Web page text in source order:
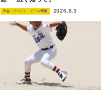
大会・イベント・チーム情報 2026.8.3